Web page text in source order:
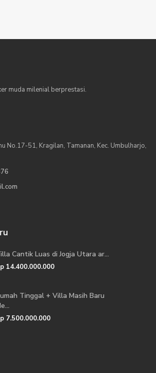
muda milenial berprestasi.
No.17-51, Kragilan, Tamanan, Kec. Umbulharjo,
Cantik Luas di Jogja Utara ar...
14.400.000.000
Tinggal + Villa Masih Baru
7.500.000.000